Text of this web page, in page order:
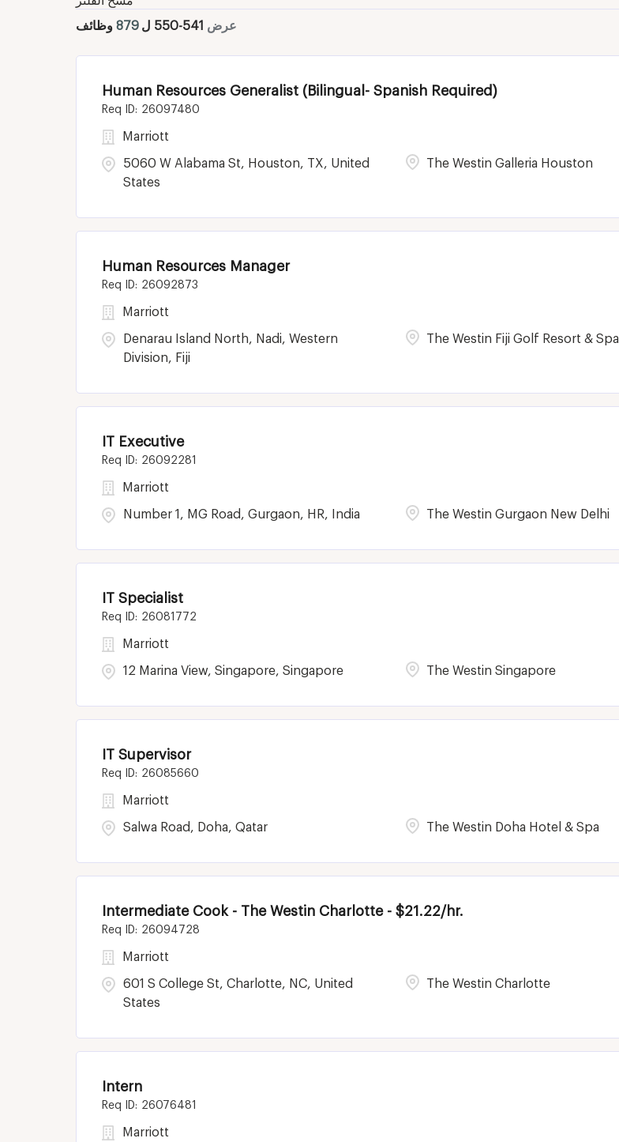
عرض 541
-
550 ل 879 وظائف
Human Resources Generalist (Bilingual- Spanish Required)
26097480
5060 W Alabama St, Houston, TX, United
States
Marriott
The Westin Galleria Houston
Human Resources Manager
26092873
Denarau Island North, Nadi, Western
Division, Fiji
Marriott
The Westin Fiji Golf Resort & Spa
IT Executive
26092281
Number 1, MG Road, Gurgaon, HR, India
Marriott
The Westin Gurgaon New Delhi
IT Specialist
26081772
12 Marina View, Singapore, Singapore
Marriott
The Westin Singapore
IT Supervisor
26085660
Salwa Road, Doha, Qatar
Marriott
The Westin Doha Hotel & Spa
Intermediate Cook - The Westin Charlotte - $21.22/hr.
26094728
601 S College St, Charlotte, NC, United
States
Marriott
The Westin Charlotte
Intern
26076481
Marriott